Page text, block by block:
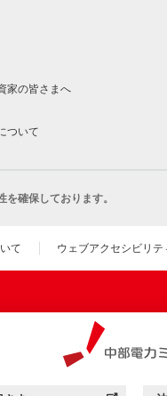
家の皆さまへ
ついて
確保しております。
て ウェブアクセシビリテ